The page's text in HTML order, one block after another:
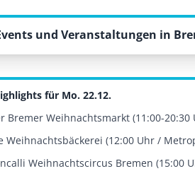
und Veranstaltungen in
für Mo. 22.12.
Bremer Weihnachtsmarkt (11:00-20:30
Weihnachtsbäckerei (12:00 Uhr /
Weihnachtscircus Bremen (15:00